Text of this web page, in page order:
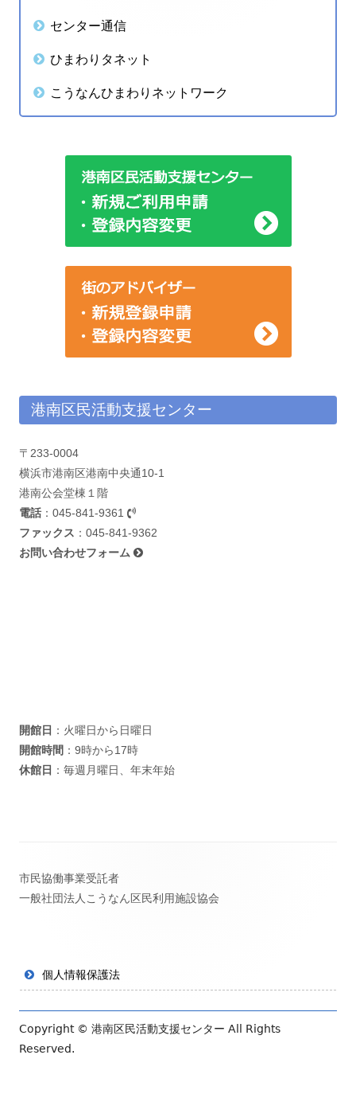
サ
イ
ド
バ
センター通信
ひまわりタネット
こうなんひまわりネットワーク
港南区民活動支援センター
〒233-0004
横浜市港南区港南中央通10-1
港南公会堂棟１階
電話 ： 045-841-9361
ファックス ：045-841-9362
お問い合わせフォーム
開館日 ：火曜日から日曜日
開館時間 ：9時から17時
休館日 ：毎週月曜日、年末年始
ッ
コ
テ
ン
市民協働事業受託者
一般社団法人こうなん区民利用施設協会
個人情報保護法
Copyright © 港南区民活動支援センター All Rights
Reserved.